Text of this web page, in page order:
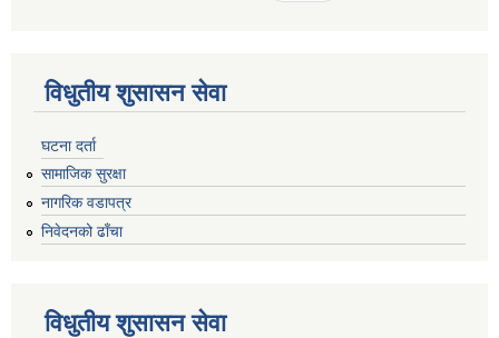
विधुतीय शुसासन सेवा
घटना दर्ता
सामाजिक सुरक्षा
नागरिक वडापत्र
निवेदनको ढाँचा
विधुतीय शुसासन सेवा